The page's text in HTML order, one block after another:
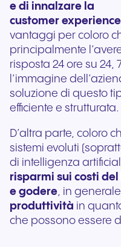
e di innalzare la
customer experience
vantaggi per coloro
principalmente
risposta 24 ore su 24,
l’immagine
soluzione di questo
efficiente e strutturata.
D’altra parte, coloro
sistemi evoluti
di intelligenza
risparmi sui costi
e godere, in
produttività in
che possono essere